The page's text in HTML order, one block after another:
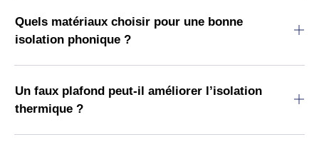
Quels matériaux choisir pour une bonne
isolation phonique ?
Un faux plafond peut-il améliorer l’isolation
thermique ?